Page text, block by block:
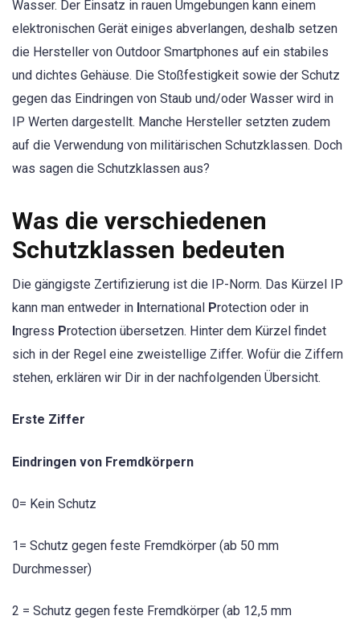
Wasser. Der Einsatz in rauen Umgebungen kann einem
elektronischen Gerät einiges abverlangen, deshalb setzen
die Hersteller von Outdoor Smartphones auf ein stabiles
und dichtes Gehäuse. Die Stoßfestigkeit sowie der Schutz
gegen das Eindringen von Staub und/oder Wasser wird in
IP Werten dargestellt. Manche Hersteller setzten zudem
auf die Verwendung von militärischen Schutzklassen. Doch
was sagen die Schutzklassen aus?
Was die verschiedenen
Schutzklassen bedeuten
Die gängigste Zertifizierung ist die IP-Norm. Das Kürzel IP
kann man entweder in nternational Protection oder in
ngress Protection übersetzen. Hinter dem Kürzel findet
sich in der Regel eine zweistellige Ziffer. Wofür die Ziffern
stehen, erklären wir Dir in der nachfolgenden Übersicht.
Erste Ziffer
Eindringen von Fremdkörpern
0= Kein Schutz
1= Schutz gegen feste Fremdkörper (ab 50 mm
Durchmesser)
2 = Schutz gegen feste Fremdkörper (ab 12,5 mm